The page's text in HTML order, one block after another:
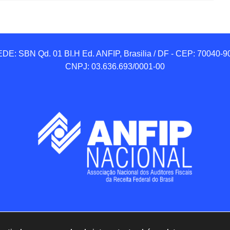
SBN Qd. 01 BI.H Ed. ANFIP, Brasilia / DF - CEP: 70040-
CNPJ: 03.636.693/0001-00